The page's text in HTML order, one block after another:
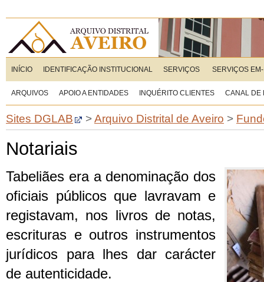
INÍCIO IDENTIFICAÇÃO INSTITUCIONAL SERVIÇOS SERVIÇOS
ARQUIVOS APOIO A ENTIDADES INQUÉRITO CLIENTES CANAL DE
Sites DGLAB >Arquivo Distrital de Aveiro >
Notariais
Tabeliães era a denominação dos
oficiais públicos que lavravam e
registavam, nos livros de notas,
escrituras e outros instrumentos
jurídicos para lhes dar carácter
de autenticidade.